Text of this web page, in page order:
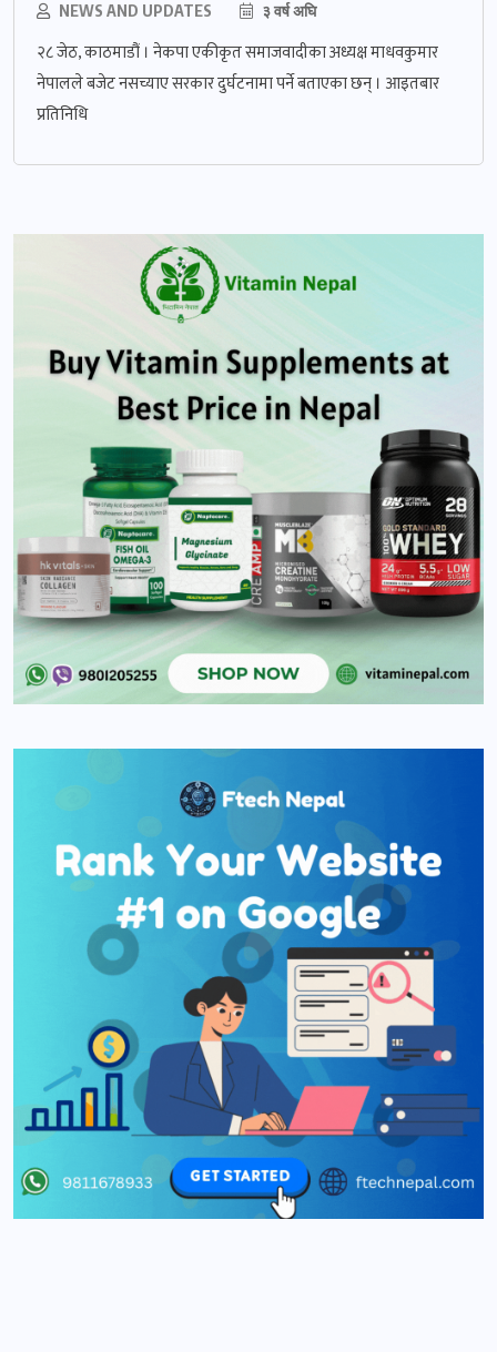
NEWS AND UPDATES ३ वर्ष अघि
२८ जेठ, काठमाडौं । नेकपा एकीकृत समाजवादीका अध्यक्ष माधवकुमार
नेपालले बजेट नसच्याए सरकार दुर्घटनामा पर्ने बताएका छन् । आइतबार
प्रतिनिधि